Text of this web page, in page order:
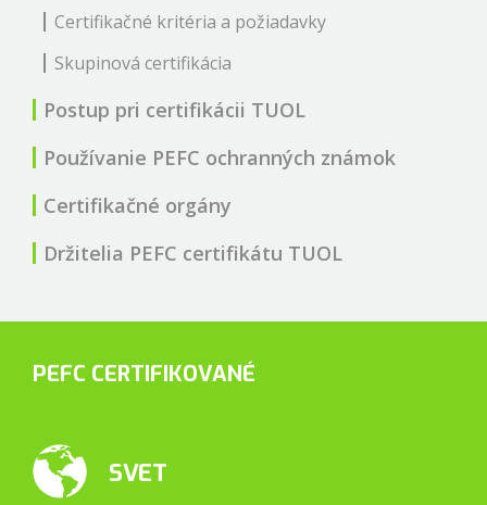
Certifikačné kritéria a požiadavky
Skupinová certifikácia
Postup pri certifikácii TUOL
Používanie PEFC ochranných známok
Certifikačné orgány
Držitelia PEFC certifikátu TUOL
PEFC CERTIFIKOVANÉ
SVET